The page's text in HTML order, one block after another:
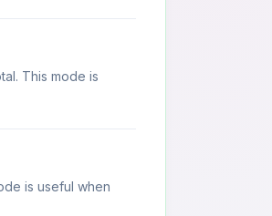
This mode is
is useful when